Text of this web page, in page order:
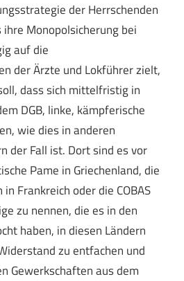
der Herrschenden
Monopolsicherung bei
auf die
der Ärzte und Lokführer zielt,
dass sich mittelfristig in
DGB, linke, kämpferische
wie dies in anderen
der Fall ist. Dort sind es vor
Pame in Griechenland, die
Frankreich oder die COBAS
zu nennen, die es in den
haben, in diesen Ländern
zu entfachen und
Gewerkschaften aus dem